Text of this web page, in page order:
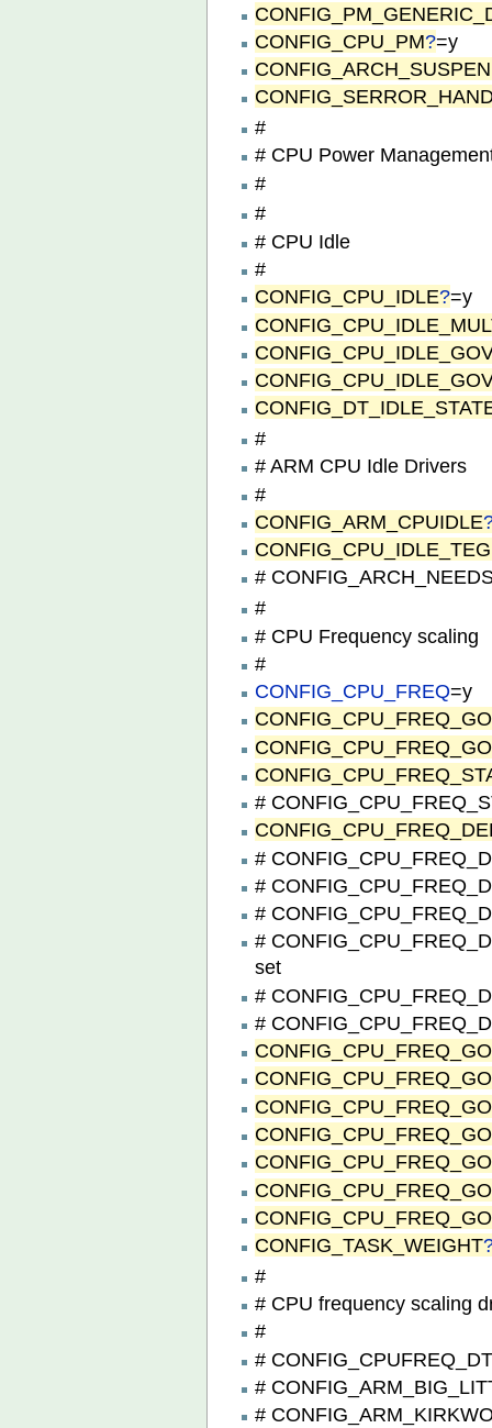
CONFIG_CPU_PM?=y
#
# CPU Power
#
#
# CPU Idle
#
CONFIG_CPU_IDLE?=y
#
# ARM CPU Idle Drivers
#
CONFIG_ARM_CPUIDLE
#
#
# CPU Frequency scaling
#
CONFIG_CPU_FREQ=y
#
#
#
#
#
set
#
#
CONFIG_TASK_WEIGHT
#
# CPU frequency scaling
#
#
#
#